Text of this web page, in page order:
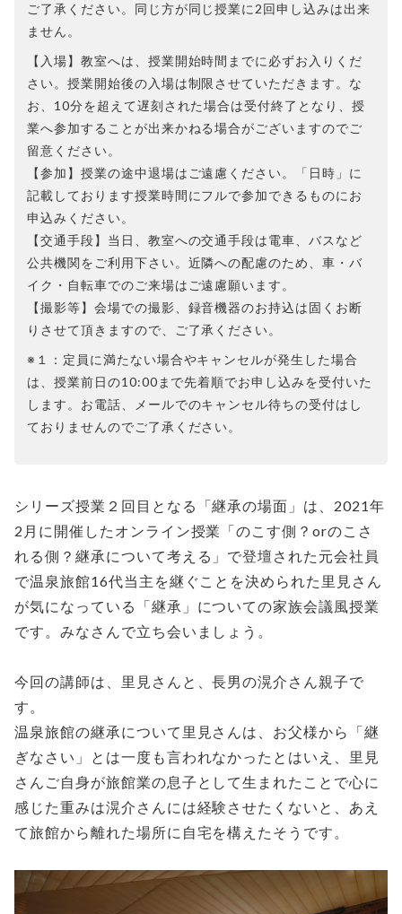
ご了承ください。同じ方が同じ授業に2回申し込みは出来
ません。
【入場】教室へは、授業開始時間までに必ずお入りくだ
さい。授業開始後の入場は制限させていただきます。な
お、10分を超えて遅刻された場合は受付終了となり、授
業へ参加することが出来かねる場合がございますのでご
留意ください。
【参加】授業の途中退場はご遠慮ください。「日時」に
記載しております授業時間にフルで参加できるものにお
申込みください。
【交通手段】当日、教室への交通手段は電車、バスなど
公共機関をご利用下さい。近隣への配慮のため、車・バ
イク・自転車でのご来場はご遠慮願います。
【撮影等】会場での撮影、録音機器のお持込は固くお断
りさせて頂きますので、ご了承ください。
※１：定員に満たない場合やキャンセルが発生した場合
は、授業前日の10:00まで先着順でお申し込みを受付いた
します。お電話、メールでのキャンセル待ちの受付はし
ておりませんのでご了承ください。
シリーズ授業２回目となる「継承の場面」は、2021年
2月に開催したオンライン授業「のこす側？orのこさ
れる側？継承について考える」で登壇された元会社員
で温泉旅館16代当主を継ぐことを決められた里見さん
が気になっている「継承」についての家族会議風授業
です。みなさんで立ち会いましょう。
今回の講師は、里見さんと、長男の滉介さん親子で
す。
温泉旅館の継承について里見さんは、お父様から「継
ぎなさい」とは一度も言われなかったとはいえ、里見
さんご自身が旅館業の息子として生まれたことで心に
感じた重みは滉介さんには経験させたくないと、あえ
て旅館から離れた場所に自宅を構えたそうです。